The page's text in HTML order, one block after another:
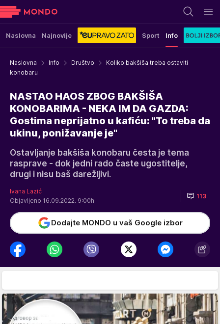
Naslovna Najnovije Sport Info
Naslovna Info Društvo
Koliko bakšiša treba ostaviti
konobaru
NASTAO HAOS ZBOG BAKŠIŠA
KONOBARIMA - NEKA IM DA GAZDA:
Gostima neprijatno u kafiću: "To treba da
ukinu, ponižavanje je"
Ostavljanje bakšiša konobaru česta je tema
rasprave - dok jedni rado časte ugostitelje,
drugi i nisu baš darežljivi.
Ivana Lazić
Objavljeno 16.09.2022. 9:00h
113
Dodajte MONDO u vaš Google izbor